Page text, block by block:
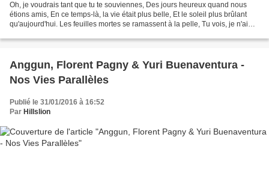
Oh, je voudrais tant que tu te souviennes, Des jours heureux quand nous
étions amis, En ce temps-là, la vie était plus belle, Et le soleil plus brûlant
qu'aujourd'hui. Les feuilles mortes se ramassent à la pelle, Tu vois, je n'ai
Anggun, Florent Pagny & Yuri Buenaventura -
Nos Vies Parallèles
Publié le 31/01/2016 à 16:52
Par Hillslion